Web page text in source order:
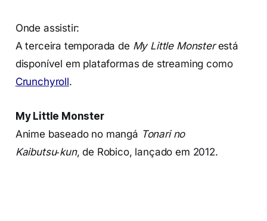
Onde assistir:
A terceira temporada de My Little Monsterestá
disponível em plataformas de streaming como
Crunchyroll.
My Little Monster
Anime baseado no mangá Tonari no
Kaibutsu‑kun, de Robico, lançado em 2012.